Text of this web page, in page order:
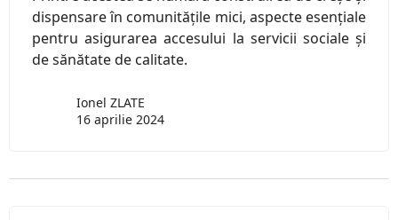
dispensare în comunitățile mici, aspecte esențiale
pentru asigurarea accesului la servicii sociale și
de sănătate de calitate.
Ionel ZLATE
16 aprilie 2024